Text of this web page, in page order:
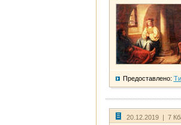
Предоставлено:
20.12.2019 | 7